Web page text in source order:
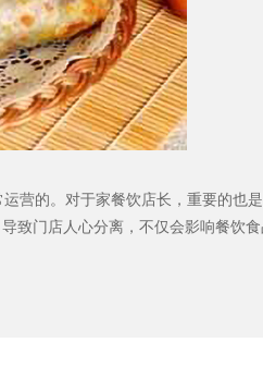
营的。对于家餐饮店长，重要的也
门店人心分离，不仅会影响餐饮